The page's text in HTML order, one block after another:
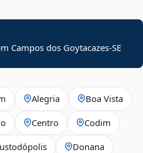
Campos dos Goytacazes-SE
Alegria Boa Vista
Centro Codim
Donana